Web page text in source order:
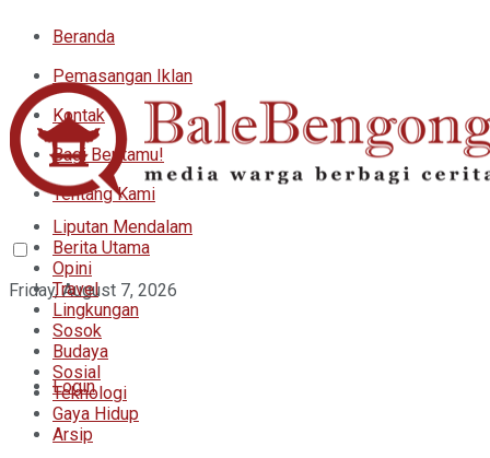
Beranda
Pemasangan Iklan
Kontak
Bagi Beritamu!
Tentang Kami
Friday, August 7, 2026
Login
Liputan Mendalam
Berita Utama
Opini
Travel
Lingkungan
Sosok
Budaya
Sosial
Teknologi
Gaya Hidup
Arsip